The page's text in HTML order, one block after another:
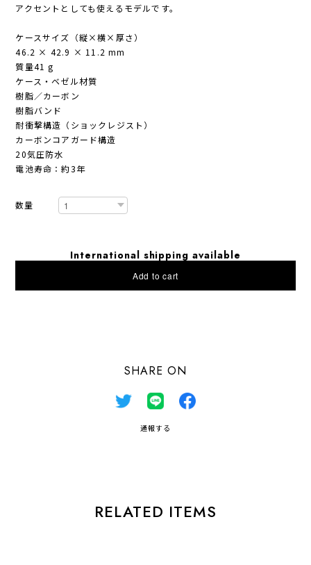
アクセントとしても使えるモデルです。
ケースサイズ（縦×横×厚さ）
46.2 × 42.9 × 11.2 mm
質量41 g
ケース・ベゼル材質
樹脂／カーボン
樹脂バンド
耐衝撃構造（ショックレジスト）
カーボンコアガード構造
20気圧防水
電池寿命：約3年
数量
International shipping available
Add to cart
SHARE ON
通報する
RELATED ITEMS